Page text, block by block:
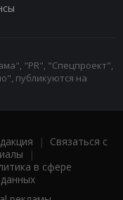
"PR", "Спецпроект",
публикуются на
| Связаться с
|
в сфере